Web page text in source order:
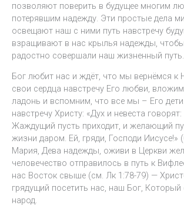
позволяют поверить в будущее многим
потерявшим надежду. Эти простые дела
освещают наш с ними путь навстречу
взращивают в нас крылья надежды,
радостно совершали наш жизненный путь.
Бог любит нас и ждёт, что мы вернёмся к
свои сердца навстречу Его любви,
ладонь и вспомним, что все мы – Его
навстречу Христу: «Дух и невеста говорят:
Жаждущий пусть приходит, и желающий
жизни даром. Ей, гряди, Господи Иисусе!»
Мария, Дева надежды, оживи в Церкви
человечество отправилось в путь к
нас Восток свыше (см. Лк 1:78-79) —
грядущий посетить нас, наш Бог, Который
народ.